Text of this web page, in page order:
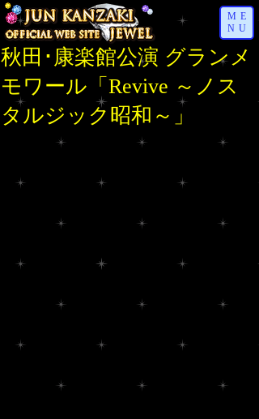
ME
NU
秋田･康楽館公演 グランメ
モワール「Revive ～ノス
タルジック昭和～」